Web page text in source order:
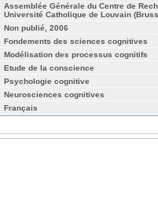
Assemblée Générale du Centre de
Université Catholique de Louvain
Non publié, 2006
Fondements des sciences cognitives
Modélisation des processus cognitifs
Etude de la conscience
Psychologie cognitive
Neurosciences cognitives
Français